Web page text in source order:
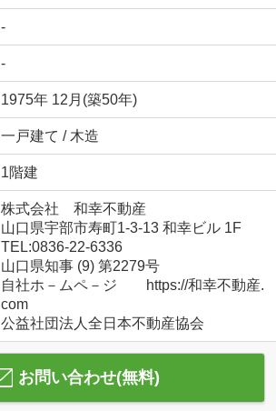
-
-
1975年 12月(築50年)
一戸建て / 木造
1階建
株式会社 和幸不動産
山口県宇部市寿町1-3-13 和幸ビル 1F
TEL:0836-22-6336
山口県知事 (9) 第2279号
自社ホ－ムペ－ジ https://和幸不動産.
com
公益社団法人全日本不動産協会
お問い合わせ(無料)